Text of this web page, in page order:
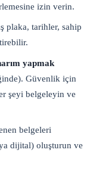
izin verin.
plaka, tarihler, sahip
yapmak
Güvenlik için
şeyi belgeleyin ve
belgeleri
dijital) oluşturun ve